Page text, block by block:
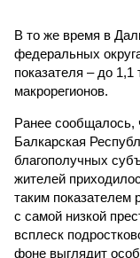
В то же время в
федеральных
показателя – до
макрорегионов.
Ранее сообщалось,
Балкарская
благополучных
жителей
таким показателем
с самой низкой
всплеск
фоне выглядит